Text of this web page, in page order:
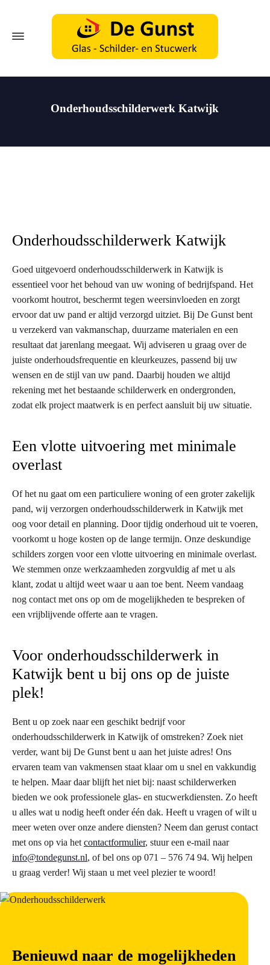
Onderhoudsschilderwerk Katwijk
Onderhoudsschilderwerk Katwijk
Goed uitgevoerd onderhoudsschilderwerk in Katwijk is
essentieel voor het behoud van uw woning of bedrijfspand. Het
voorkomt houtrot, beschermt tegen weersinvloeden en zorgt
ervoor dat uw pand er altijd verzorgd uitziet. Bij De Gunst bent
u verzekerd van vakmanschap, duurzame materialen en een
resultaat dat jarenlang meegaat. Wij adviseren u graag over de
juiste onderhoudsfrequentie en kleurkeuzes, passend bij uw
wensen en de stijl van uw pand. Daarbij houden we altijd
rekening met het bestaande schilderwerk en ondergronden,
zodat elk project maatwerk is en perfect aansluit bij uw situatie.
Een vlotte uitvoering met minimale
overlast
Of het nu gaat om een particuliere woning of een groter zakelijk
pand, wij verzorgen onderhoudsschilderwerk in Katwijk met
oog voor detail en planning. Door tijdig onderhoud uit te voeren,
voorkomt u hoge kosten op de lange termijn. Onze deskundige
schilders zorgen voor een vlotte uitvoering en minimale overlast.
We stemmen onze werkzaamheden zorgvuldig af met u als
klant, zodat u altijd weet waar u aan toe bent. Neem vandaag
nog contact met ons op om de mogelijkheden te bespreken of
een vrijblijvende offerte aan te vragen.
Voor onderhoudsschilderwerk in
Katwijk bent u bij ons op de juiste
plek!
Bent u op zoek naar een geschikt bedrijf voor
onderhoudsschilderwerk in Katwijk of omstreken? Zoek niet
verder, want bij De Gunst bent u aan het juiste adres! Ons
ervaren team van vakmensen staat klaar om u snel en vakkundig
te helpen. Maar daar blijft het niet bij: naast schilderwerken
bieden we ook professionele glas- en stucwerkdiensten. Zo heeft
u alles wat u nodig heeft onder één dak. Heeft u vragen of wilt u
meer weten over onze andere diensten? Neem dan gerust contact
met ons op via het contactformulier, stuur een e-mail naar
info@tondegunst.nl, of bel ons op 071 – 576 74 94. Wij helpen
u graag verder! Wij staan u met veel plezier te woord!
Benieuwd naar de mogelijkheden